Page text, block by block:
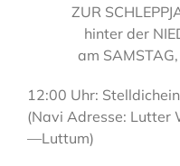
ZUR
hinter der
am
12:00 Uhr:
(Navi Adresse: Lutter
—Luttum)